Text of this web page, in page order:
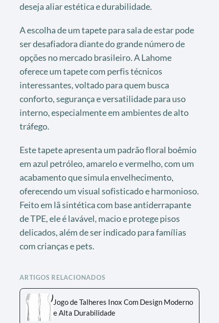
deseja aliar estética e durabilidade.
A escolha de um tapete para sala de estar pode
ser desafiadora diante do grande número de
opções no mercado brasileiro. A Lahome
oferece um tapete com perfis técnicos
interessantes, voltado para quem busca
conforto, segurança e versatilidade para uso
interno, especialmente em ambientes de alto
tráfego.
Este tapete apresenta um padrão floral boêmio
em azul petróleo, amarelo e vermelho, com um
acabamento que simula envelhecimento,
oferecendo um visual sofisticado e harmonioso.
Feito em lã sintética com base antiderrapante
de TPE, ele é lavável, macio e protege pisos
delicados, além de ser indicado para famílias
com crianças e pets.
ARTIGOS RELACIONADOS
Jogo de Talheres Inox Com Design Moderno
e Alta Durabilidade